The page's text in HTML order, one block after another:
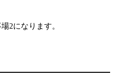
2になります。